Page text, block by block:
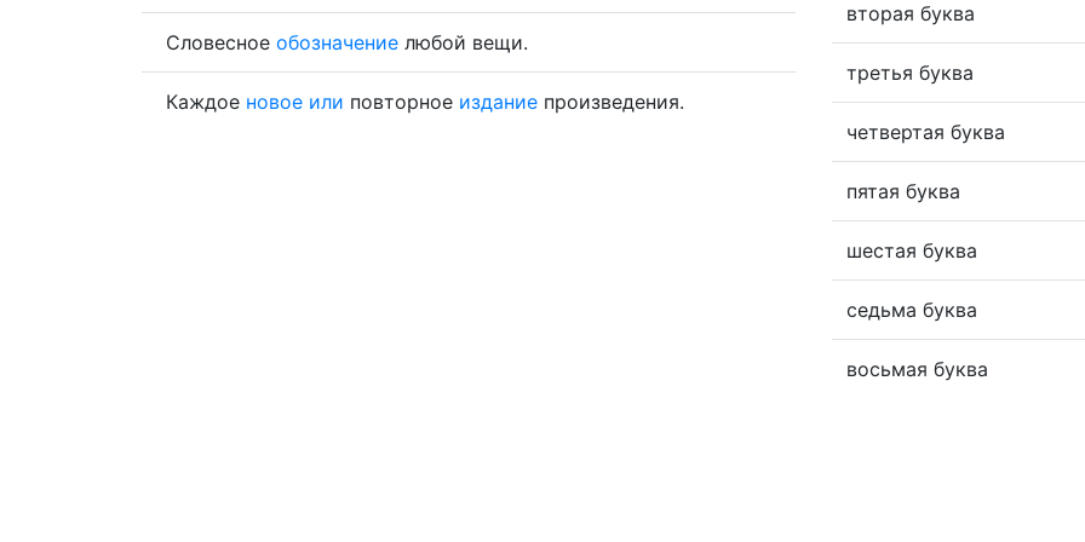
Словесное обозначение любой вещи.
Каждое новое или повторное издание произведения.
вторая буква
третья буква
четвертая буква
пятая буква
шестая буква
седьма буква
восьмая буква